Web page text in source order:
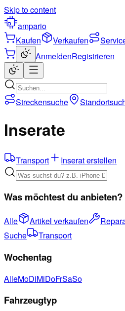
Skip to content
ampario
Kaufen
Verkaufen
AnmeldenRegistrieren
Streckensuche
Inserate
Transport Inserat erstellen
Was möchtest du anbieten?
Alle Artikel verkaufen
Suche
Transport
Wochentag
AlleMoDiMiDoFrSaSo
Fahrzeugtyp